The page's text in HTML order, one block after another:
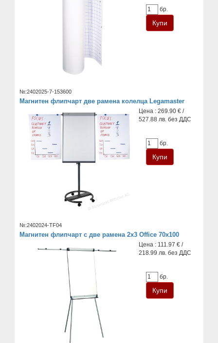
бр.
№:2402025-7-153600
Магнитен флипчарт две рамена колелца Legamaster
Цена : 269.90 € /
527.88 лв. без ДДС
бр.
№:2402024-TF04
Магнитен флипчарт с две рамена 2x3 Office 70x100
Цена : 111.97 € /
218.99 лв. без ДДС
бр.